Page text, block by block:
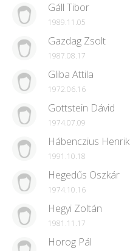
Gáll Tibor
1989.11.05
Gazdag Zsolt
1987.08.17
Gliba Attila
1972.06.16
Gottstein Dávid
1974.07.09
Hábenczius Henrik
1991.10.18
Hegedűs Oszkár
1974.10.16
Hegyi Zoltán
1981.11.17
Horog Pál